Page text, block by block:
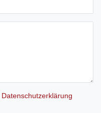
Daten­schutz­erklärung